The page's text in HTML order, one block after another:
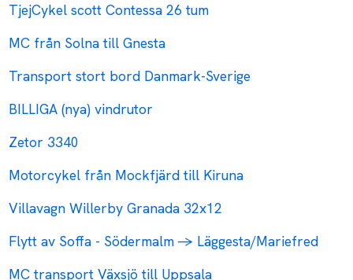
TjejCykel scott Contessa 26 tum
MC från Solna till Gnesta
Transport stort bord Danmark-Sverige
BILLIGA (nya) vindrutor
Zetor 3340
Motorcykel från Mockfjärd till Kiruna
Villavagn Willerby Granada 32x12
Flytt av Soffa - Södermalm -> Läggesta/Mariefred
MC transport Växsjö till Uppsala